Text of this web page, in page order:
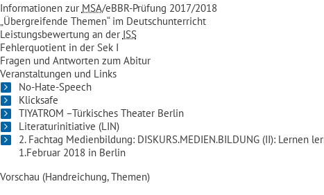
Informationen zur MSA/eBBR-Prüfung 2017/2018
„Übergreifende Themen“ im Deutschunterricht
Leistungsbewertung an der ISS
Fehlerquotient in der Sek I
Fragen und Antworten zum Abitur
Veranstaltungen und Links
No-Hate-Speech
Klicksafe
TIYATROM –Türkisches Theater Berlin
Literaturinitiative (LIN)
2. Fachtag Medienbildung: DISKURS.MEDIEN.BILDUNG (II): Lernen
1.Februar 2018 in Berlin
Vorschau (Handreichung, Themen)